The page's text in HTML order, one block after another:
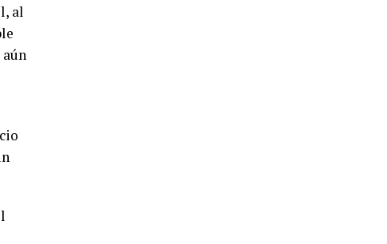
al